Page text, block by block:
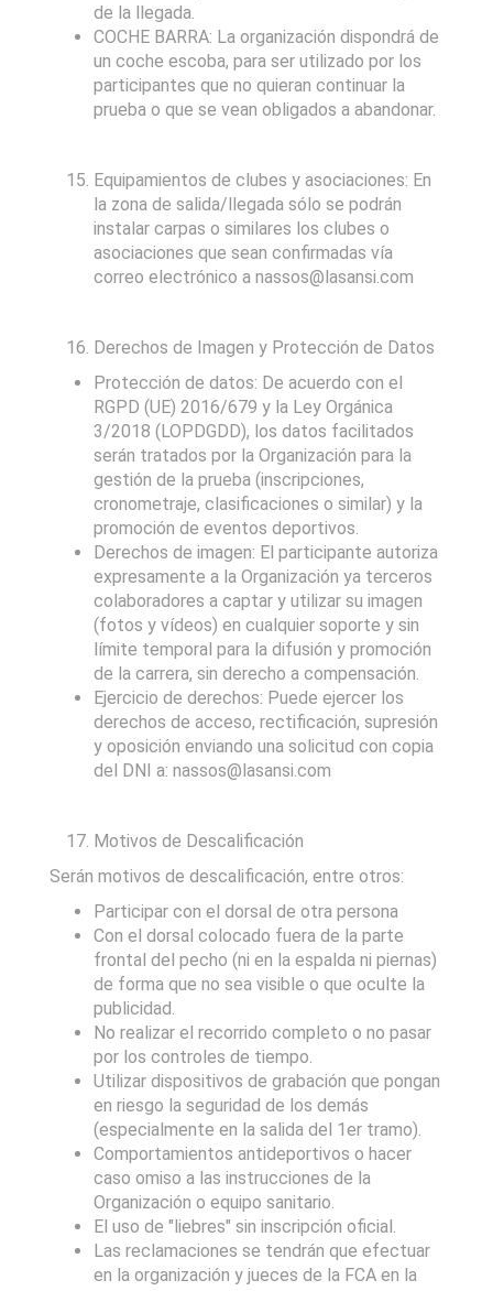
de la llegada.
COCHE BARRA: La organización dispondrá de
un coche escoba, para ser utilizado por los
participantes que no quieran continuar la
prueba o que se vean obligados a abandonar.
Equipamientos de clubes y asociaciones: En
la zona de salida/llegada sólo se podrán
instalar carpas o similares los clubes o
asociaciones que sean confirmadas vía
correo electrónico a nassos@lasansi.com
Derechos de Imagen y Protección de Datos
Protección de datos: De acuerdo con el
RGPD (UE) 2016/679 y la Ley Orgánica
3/2018 (LOPDGDD), los datos facilitados
serán tratados por la Organización para la
gestión de la prueba (inscripciones,
cronometraje, clasificaciones o similar) y la
promoción de eventos deportivos.
Derechos de imagen: El participante autoriza
expresamente a la Organización ya terceros
colaboradores a captar y utilizar su imagen
(fotos y vídeos) en cualquier soporte y sin
límite temporal para la difusión y promoción
de la carrera, sin derecho a compensación.
Ejercicio de derechos: Puede ejercer los
derechos de acceso, rectificación, supresión
y oposición enviando una solicitud con copia
del DNI a: nassos@lasansi.com
Motivos de Descalificación
Serán motivos de descalificación, entre otros:
Participar con el dorsal de otra persona
Con el dorsal colocado fuera de la parte
frontal del pecho (ni en la espalda ni piernas)
de forma que no sea visible o que oculte la
publicidad.
No realizar el recorrido completo o no pasar
por los controles de tiempo.
Utilizar dispositivos de grabación que pongan
en riesgo la seguridad de los demás
(especialmente en la salida del 1er tramo).
Comportamientos antideportivos o hacer
caso omiso a las instrucciones de la
Organización o equipo sanitario.
El uso de "liebres" sin inscripción oficial.
Las reclamaciones se tendrán que efectuar
en la organización y jueces de la FCA en la